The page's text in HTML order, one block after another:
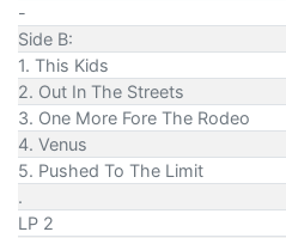
-
Side B:
1. This Kids
2. Out In The Streets
3. One More Fore The Rodeo
4. Venus
5. Pushed To The Limit
.
LP 2